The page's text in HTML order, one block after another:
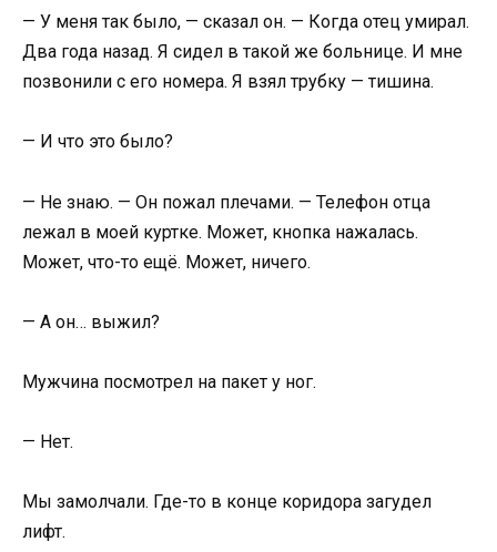
— У меня так было, — сказал он. — Когда отец умирал.
Два года назад. Я сидел в такой же больнице. И мне
позвонили с его номера. Я взял трубку — тишина.
— И что это было?
— Не знаю. — Он пожал плечами. — Телефон отца
лежал в моей куртке. Может, кнопка нажалась.
Может, что-то ещё. Может, ничего.
— А он… выжил?
Мужчина посмотрел на пакет у ног.
— Нет.
Мы замолчали. Где-то в конце коридора загудел
лифт.